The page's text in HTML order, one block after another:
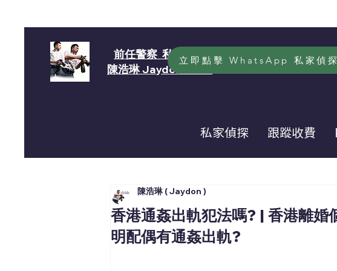
前任警察 私家偵探
​陳浩琳 Jaydon Chan
立即點擊 WhatsApp 私家偵
私家偵探 跟蹤收費
香港通姦出軌犯法嗎? | 香港離婚
明配偶有通姦出軌?
陳浩琳 ( Jaydon )